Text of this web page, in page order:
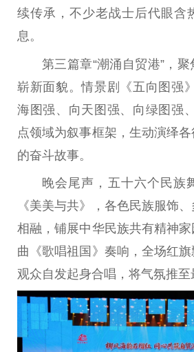
续传承，不少老战士后代眼含
息。
第三篇章“潮涌自贸港”，
崭新面貌。情景剧《五向图强
海图强、向天图强、向绿图强
点领域为叙事框架，生动演绎
的奋斗故事。
晚会尾声，五十六个民族
《美美与共》，各色民族服饰
相融，铺展中华民族共有精神
曲《歌唱祖国》奏响，全场红旗
观众自发起身合唱，将气氛推至